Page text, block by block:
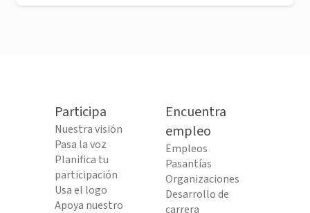
Participa
Nuestra visión
Pasa la voz
Planifica tu
participación
Usa el logo
Apoya nuestro
Encuentra
empleo
Empleos
Pasantías
Organizaciones
Desarrollo de
carrera